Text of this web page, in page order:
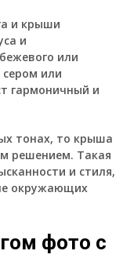
и крыши
и
или
или
гармоничный и
тонах, то крыша
решением. Такая
и стиля,
окружающих
фото с